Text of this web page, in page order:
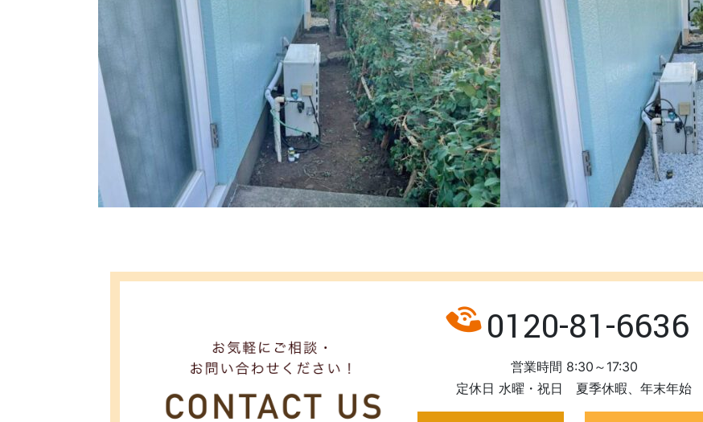
0120-81-6636
営業時間 8:30～17:30
定休日 水曜・祝日 夏季休暇、年末年始